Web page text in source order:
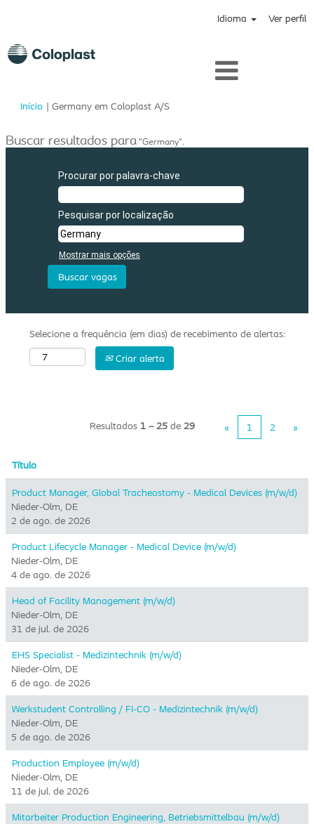
Idioma Ver perfil
Início | Germany em Coloplast A/S(página
Buscar resultados para"Germany".
Procurar por palavra-chave
Pesquisar por localização
Mostrar mais opções
Selecione a frequência (em dias) de recebimento de alertas:
Criar alerta
Resultados 1 – 25 de 29 « 1 2 »
Título
Product Manager, Global Tracheostomy - Medical Devices (m/w/d)
Nieder-Olm, DE
2 de ago. de 2026
Product Lifecycle Manager - Medical Device (m/w/d)
Nieder-Olm, DE
4 de ago. de 2026
Head of Facility Management (m/w/d)
Nieder-Olm, DE
31 de jul. de 2026
EHS Specialist - Medizintechnik (m/w/d)
Nieder-Olm, DE
6 de ago. de 2026
Werkstudent Controlling / FI-CO - Medizintechnik (m/w/d)
Nieder-Olm, DE
5 de ago. de 2026
Production Employee (m/w/d)
Nieder-Olm, DE
11 de jul. de 2026
Mitarbeiter Production Engineering, Betriebsmittelbau (m/w/d)